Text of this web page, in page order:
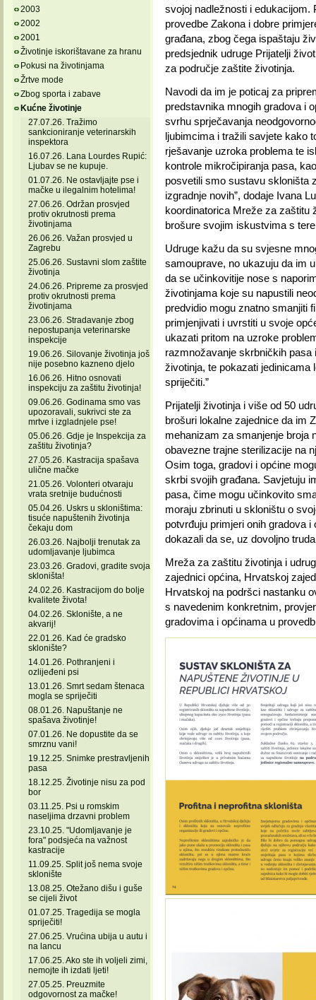
2003
2002
2001
Životinje iskorištavane za hranu
Pokusi na životinjama
Žrtve mode
Zbog sporta i zabave
Kućne životinje
27.07.26. Tražimo
sankcioniranje veterinarskih
inspektora
16.07.26. Lana Lourdes Rupić:
Ljubav se ne kupuje.
01.07.26. Ne ostavljajte pse i
mačke u ilegalnim hotelima!
27.06.26. Održan prosvjed
protiv okrutnosti prema
životinjama
26.06.26. Važan prosvjed u
Zagrebu
25.06.26. Sustavni slom zaštite
životinja
24.06.26. Pripreme za prosvjed
protiv okrutnosti prema
životinjama
23.06.26. Stradavanje zbog
nepostupanja veterinarske
inspekcije
19.06.26. Silovanje životinja još
nije posebno kazneno djelo
16.06.26. Hitno osnovati
inspekciju za zaštitu životinja!
09.06.26. Godinama smo vas
upozoravali, sukrivci ste za
mrtve i izgladnjele pse!
05.06.26. Gdje je Inspekcija za
zaštitu životinja?
27.05.26. Kastracija spašava
ulične mačke
21.05.26. Volonteri otvaraju
vrata sretnije budućnosti
05.04.26. Uskrs u skloništima:
tisuće napuštenih životinja
čekaju dom
26.03.26. Najbolji trenutak za
udomljavanje ljubimca
23.03.26. Gradovi, gradite svoja
skloništa!
24.02.26. Kastracijom do bolje
kvalitete života!
04.02.26. Sklonište, a ne
akvarij!
22.01.26. Kad će gradsko
sklonište?
14.01.26. Pothranjeni i
ozlijeđeni psi
13.01.26. Smrt sedam štenaca
mogla se spriječiti
08.01.26. Napuštanje ne
spašava životinje!
07.01.26. Ne dopustite da se
smrznu vani!
19.12.25. Snimke prestravljenih
pasa
18.12.25. Životinje nisu za pod
bor
03.11.25. Psi u romskim
naseljima drzavni problem
23.10.25. "Udomljavanje je
fora" podsjeća na važnost
kastracije
11.09.25. Split još nema svoje
sklonište
13.08.25. Otežano dišu i guše
se cijeli život
01.07.25. Tragedija se mogla
spriječiti!
27.06.25. Vrućina ubija u autu i
na lancu
17.06.25. Ako ste ih voljeli zimi,
nemojte ih izdati ljeti!
27.05.25. Preuzmite
odgovornost za mačke!
svojoj nadležnosti i edukacijom.
provedbe Zakona i dobre
građana, zbog čega ispaštaju
predsjednik udruge Prijatelji
za područje zaštite životinja.
Navodi da im je poticaj za
predstavnika mnogih gradova i
svrhu sprječavanja
ljubimcima i tražili savjete kako
rješavanje uzroka problema te
kontrole mikročipiranja pasa,
posvetili smo sustavu skloništa
izgradnje novih”, dodaje Ivana
koordinatorica Mreže za zaštitu
brošure svojim iskustvima s
Udruge kažu da su svjesne
samouprave, no ukazuju da im
da se učinkovitije nose s
životinjama koje su napustili
predvidio mogu znatno smanjiti
primjenjivati i uvrstiti u svoje
ukazati pritom na uzroke
razmnožavanje skrbničkih
životinja, te pokazati jedinicama
spriječiti.”
Prijatelji životinja i više od 50
brošuri lokalne zajednice da im
mehanizam za smanjenje broja
obavezne trajne sterilizacije na
Osim toga, gradovi i općine
skrbi svojih građana. Savjetuju
pasa, čime mogu učinkovito
moraju zbrinuti u skloništu o
potvrđuju primjeri onih gradova
dokazali da se, uz dovoljno
Mreža za zaštitu životinja i
zajednici općina, Hrvatskoj
Hrvatskoj na podršci nastanku
s navedenim konkretnim,
gradovima i općinama u